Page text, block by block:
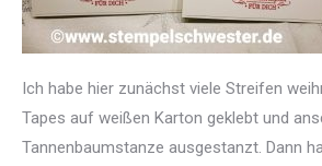
Ich habe hier zunächst viele Streifen
Tapes auf weißen Karton geklebt und
Tannenbaumstanze ausgestanzt. Dann